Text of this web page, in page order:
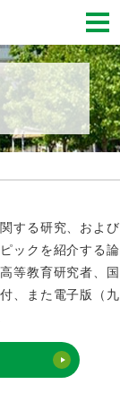
する研究、および
ックを紹介する論
等教育研究者、国
、また電子版（九